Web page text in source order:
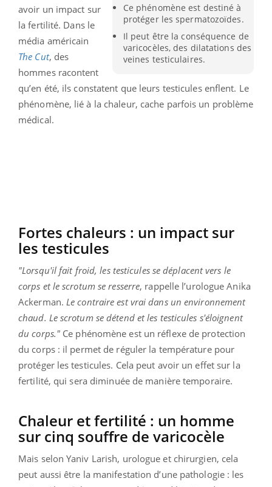
Ce phénomène est destiné à
protéger les spermatozoïdes.
Il peut être la conséquence de
varicocèles, des dilatations des
veines testiculaires.
avoir un impact sur
la fertilité. Dans le
média américain
The Cut, des
hommes racontent
qu’en été, ils constatent que leurs testicules enflent. Le
phénomène, lié à la chaleur, cache parfois un problème
médical.
Fortes chaleurs : un impact sur
les testicules
"Lorsqu'il fait froid, les testicules se déplacent vers le
corps et le scrotum se resserre, rappelle l’urologue Anika
Ackerman. Le contraire est vrai dans un environnement
chaud. Le scrotum se détend et les testicules s'éloignent
du corps." Ce phénomène est un réflexe de protection
du corps : il permet de réguler la température pour
protéger les testicules. Cela peut avoir un effet sur la
fertilité, qui sera diminuée de manière temporaire.
Chaleur et fertilité : un homme
sur cinq souffre de varicocèle
Mais selon Yaniv Larish, urologue et chirurgien, cela
peut aussi être la manifestation d’une pathologie : les